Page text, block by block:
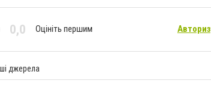
0,0 Оцініть першим
джерела